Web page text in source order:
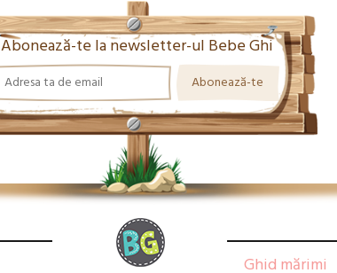
Abonează-te la newsletter-ul Bebe Ghi
Ghid mărimi